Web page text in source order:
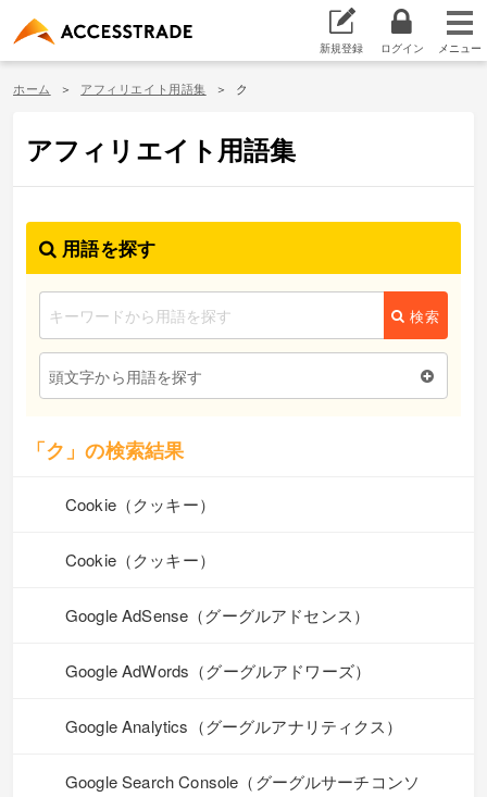
新規登録 ログイン
ホーム アフィリエイト用語集 ク
アフィリエイト用語集
用語を探す
検索
頭文字から用語を探す
「ク」の検索結果
Cookie（クッキー）
Cookie（クッキー）
Google AdSense（グーグルアドセンス）
Google AdWords（グーグルアドワーズ）
Google Analytics（グーグルアナリティクス）
Google Search Console（グーグルサーチコンソ